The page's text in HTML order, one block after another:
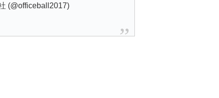
(@officeball2017)